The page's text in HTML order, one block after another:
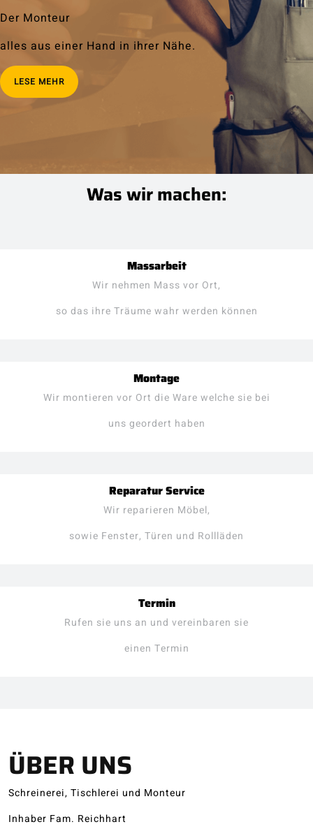
Der Monteur
alles aus einer Hand in ihrer Nähe.
LESE MEHR
Was wir machen:
Massarbeit
Wir nehmen Mass vor Ort,
so das ihre Träume wahr werden können
Montage
Wir montieren vor Ort die Ware welche sie bei
uns geordert haben
Reparatur Service
Wir reparieren Möbel,
sowie Fenster, Türen und Rollläden
Termin
Rufen sie uns an und vereinbaren sie
einen Termin
ÜBER UNS
Schreinerei, Tischlerei und Monteur
Inhaber Fam. Reichhart